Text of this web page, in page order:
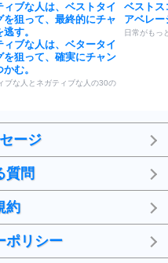
ィブな人は、ベストタイ
を狙って、最終的にチャ
す。
ィブな人は、ベタータイ
を狙って、確実にチャン
む。
ブな人とネガティブな人の30の
ベストス
アベレ
日常がもっ
ージ
質問
約
ポリシー